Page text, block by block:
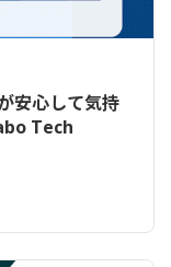
安心して気持
Tech